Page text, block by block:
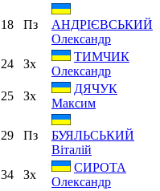
18 Пз
АНДРІЄВСЬКИЙ
Олександр
24 Зх
ТИМЧИК
Олександр
25 Зх
ДЯЧУК
Максим
29 Пз
БУЯЛЬСЬКИЙ
Віталій
34 Зх
СИРОТА
Олександр